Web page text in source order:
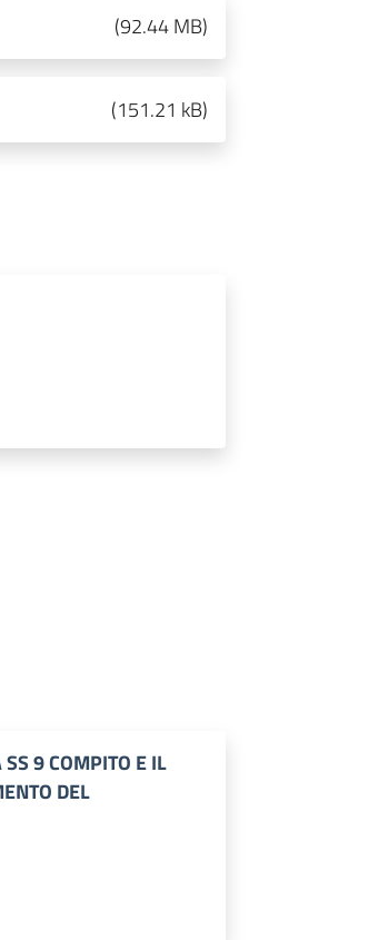
(92.44 MB)
(151.21 kB)
9 COMPITO E IL
DEL